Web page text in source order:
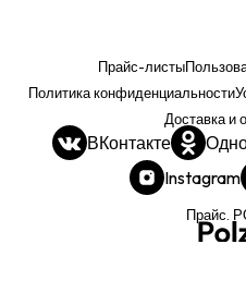
Прайс-листы
Политика конфиденциальности
Доставка и
ВКонтакте
Instagram
Прайс.